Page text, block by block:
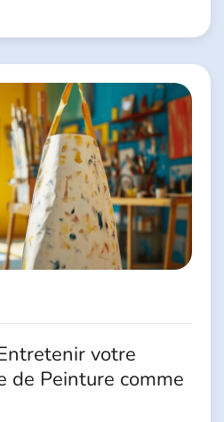
votre
de Peinture comme